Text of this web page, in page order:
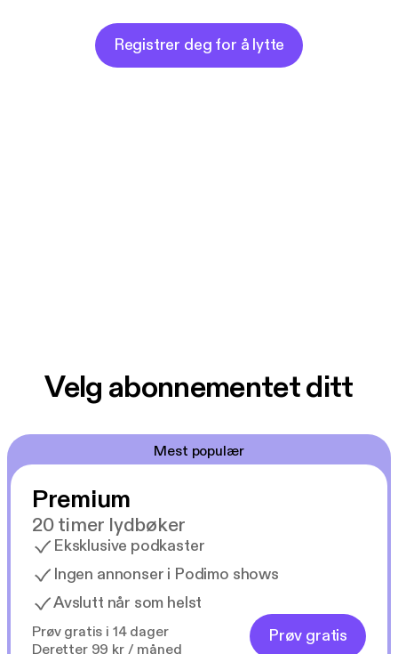
Registrer deg for å lytte
Velg abonnementet ditt
Mest populær
Premium
20 timer lydbøker
Eksklusive podkaster
Ingen annonser i Podimo shows
Avslutt når som helst
Prøv gratis i 14 dager
Deretter 99 kr / måned
Prøv gratis